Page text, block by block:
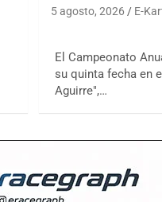
5 agosto, 2026 E-
El Campeonato
su quinta fecha en
Aguirre",…